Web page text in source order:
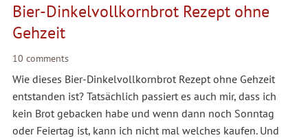
Bier-Dinkelvollkornbrot Rezept ohne
Gehzeit
10 comments
Wie dieses Bier-Dinkelvollkornbrot Rezept ohne Gehzeit
entstanden ist? Tatsächlich passiert es auch mir, dass ich
kein Brot gebacken habe und wenn dann noch Sonntag
oder Feiertag ist, kann ich nicht mal welches kaufen. Und